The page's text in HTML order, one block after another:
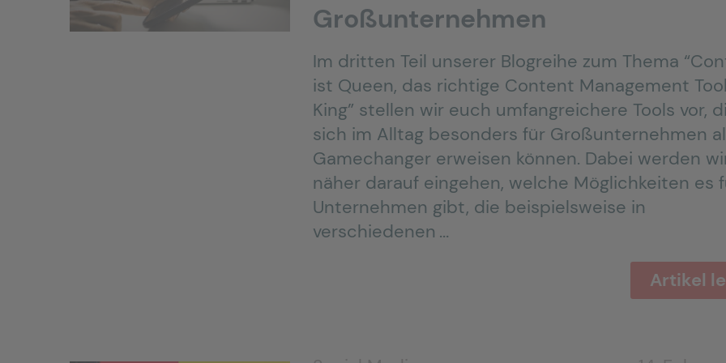
Großunternehmen
Im dritten Teil unserer Blogreihe zum Thema
ist Queen, das richtige Content Management
King” stellen wir euch umfangreichere Tools vor,
sich im Alltag besonders für Großunternehmen
Gamechanger erweisen können. Dabei werden
näher darauf eingehen, welche Möglichkeiten es
Unternehmen gibt, die beispielsweise in
verschiedenen …
Artikel